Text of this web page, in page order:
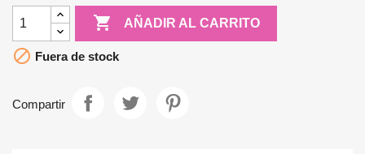
 AÑADIR AL CARRITO
 Fuera de stock
Compartir